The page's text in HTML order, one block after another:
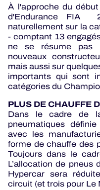
ELMS
MLMC
ALMS
À l'approche du
d'Endurance FIA
naturellement sur la
- comptant 13
ne se résume pas
nouveaux
mais aussi sur
importants qui sont
catégories du
PLUS DE CHAUFFE
Dans le cadre de
pneumatiques
avec les
forme de chauffe des
Toujours dans le
L’allocation de pneus
Hypercar sera
circuit (et trois pour Le